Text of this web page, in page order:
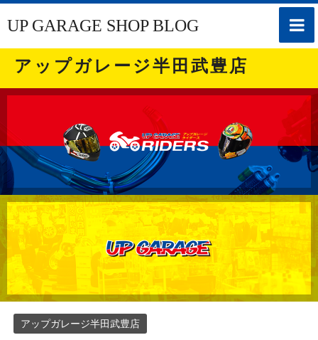
toggle
UP GARAGE SHOP BLOG
アップガレージ半田武豊店
アップガレージ半田武豊店